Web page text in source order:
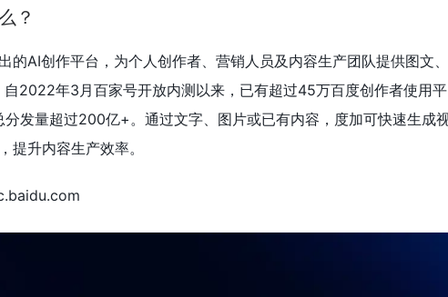
？
的AI创作平台，为个人创作者、营销人员及内容生产团队提供图文
自2022年3月百家号开放内测以来，已有超过45万百度创作者使用
发量超过200亿+。通过文字、图片或已有内容，度加可快速生成
提升内容生产效率。